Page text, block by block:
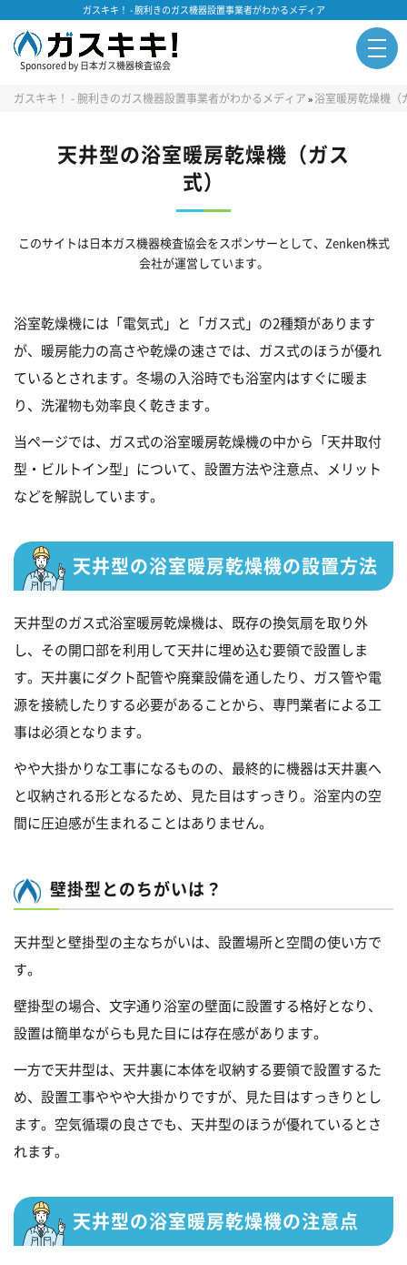
ガスキキ！ - 腕利きのガス機器設置事業者がわかるメディア
Sponsored by 日本ガス機器検査協会
ガスキキ！ - 腕利きのガス機器設置事業者がわかるメディア»浴室暖房乾燥機（
天井型の浴室暖房乾燥機（ガス
式）
このサイトは日本ガス機器検査協会をスポンサーとして、Zenken株式
会社が運営しています。
浴室乾燥機には「電気式」と「ガス式」の2種類があります
が、暖房能力の高さや乾燥の速さでは、ガス式のほうが優れ
ているとされます。冬場の入浴時でも浴室内はすぐに暖ま
り、洗濯物も効率良く乾きます。
当ページでは、ガス式の浴室暖房乾燥機の中から「天井取付
型・ビルトイン型」について、設置方法や注意点、メリット
などを解説しています。
天井型の浴室暖房乾燥機の設置方法
天井型のガス式浴室暖房乾燥機は、既存の換気扇を取り外
し、その開口部を利用して天井に埋め込む要領で設置しま
す。天井裏にダクト配管や廃棄設備を通したり、ガス管や電
源を接続したりする必要があることから、専門業者による工
事は必須となります。
やや大掛かりな工事になるものの、最終的に機器は天井裏へ
と収納される形となるため、見た目はすっきり。浴室内の空
間に圧迫感が生まれることはありません。
壁掛型とのちがいは？
天井型と壁掛型の主なちがいは、設置場所と空間の使い方で
す。
壁掛型の場合、文字通り浴室の壁面に設置する格好となり、
設置は簡単ながらも見た目には存在感があります。
一方で天井型は、天井裏に本体を収納する要領で設置するた
め、設置工事ややや大掛かりですが、見た目はすっきりとし
ます。空気循環の良さでも、天井型のほうが優れているとさ
れます。
天井型の浴室暖房乾燥機の注意点